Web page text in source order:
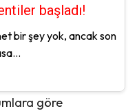
başladı!
bir şey yok, ancak son
göre